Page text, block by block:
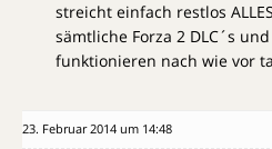
streicht einfach restlos
sämtliche Forza 2 DLC´s
funktionieren nach wie vor
23. Februar 2014 um 14:48